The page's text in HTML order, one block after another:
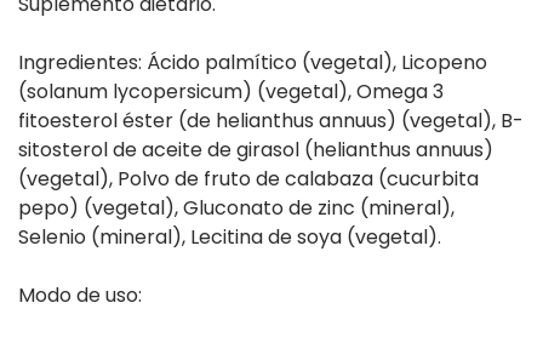
Ingredientes: Ácido palmítico (vegetal), Licopeno
(solanum lycopersicum) (vegetal), Omega 3
fitoesterol éster (de helianthus annuus) (vegetal), B-
sitosterol de aceite de girasol (helianthus annuus)
(vegetal), Polvo de fruto de calabaza (cucurbita
pepo) (vegetal), Gluconato de zinc (mineral),
Selenio (mineral), Lecitina de soya (vegetal).
Modo de uso: